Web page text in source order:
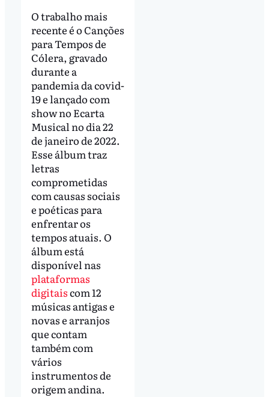
O trabalho mais
recente é o Canções
para Tempos de
Cólera, gravado
durante a
pandemia da covid-
19 e lançado com
show no Ecarta
Musical no dia 22
de janeiro de 2022.
Esse álbum traz
letras
comprometidas
com causas sociais
e poéticas para
enfrentar os
tempos atuais. O
álbum está
disponível nas
plataformas
digitaiscom 12
músicas antigas e
novas e arranjos
que contam
também com
vários
instrumentos de
origem andina.